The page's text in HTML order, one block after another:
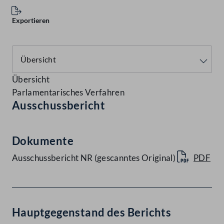
Exportieren
Übersicht
Parlamentarisches Verfahren
Ausschussbericht
Dokumente
Ausschussbericht NR (gescanntes Original) PDF
Hauptgegenstand des Berichts